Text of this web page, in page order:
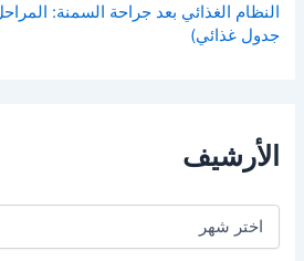
النظام الغذائي بعد جراحة السمنة:
جدول غذائي)
الأرشيف